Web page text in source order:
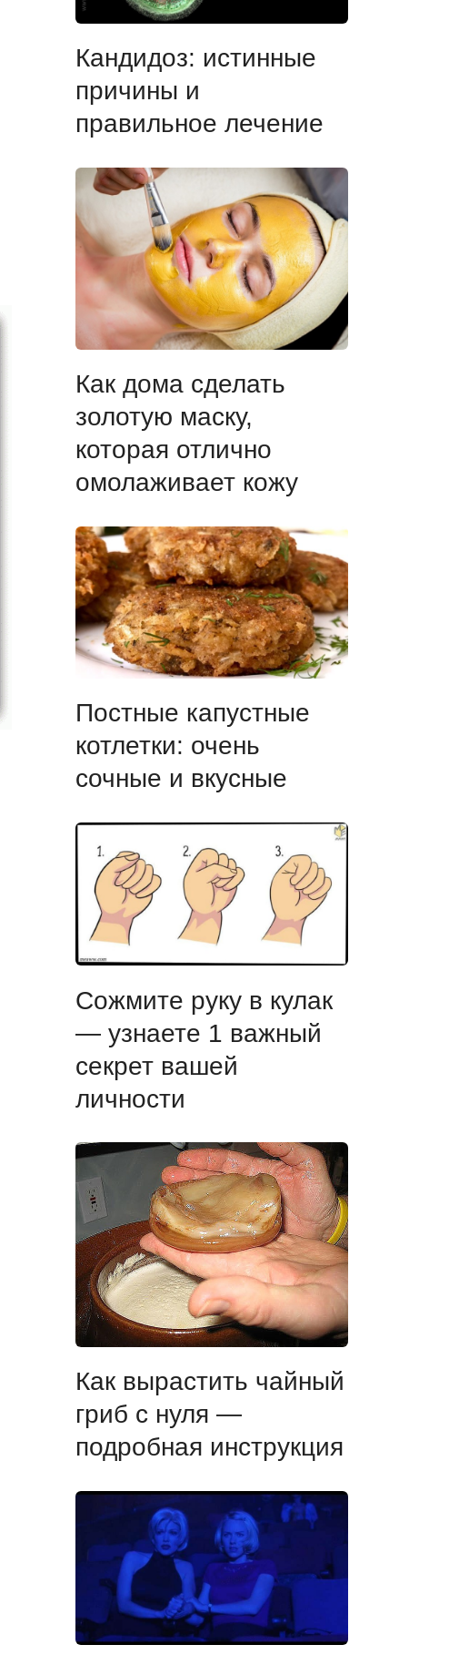
Кандидоз: истинные
причины и
правильное лечение
Как дома сделать
золотую маску,
которая отлично
омолаживает кожу
Постные капустные
котлетки: очень
сочные и вкусные
Сожмите руку в кулак
— узнаете 1 важный
секрет вашей
личности
Как вырастить чайный
гриб с нуля —
подробная инструкция